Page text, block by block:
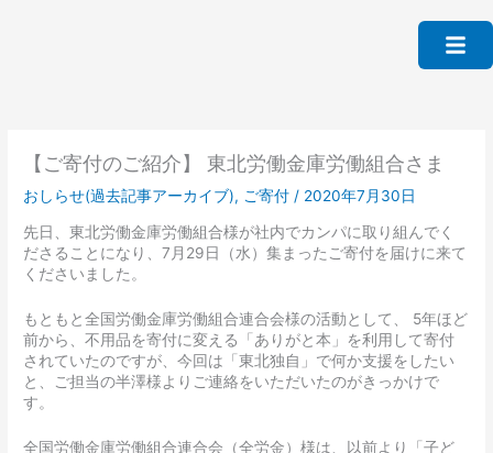
【ご寄付のご紹介】 東北労働金庫労働組合さま
おしらせ(過去記事アーカイブ), ご寄付 / 2020年7月30日
先日、東北労働金庫労働組合様が社内でカンパに取り組んでく
ださることになり、7月29日（水）集まったご寄付を届けに来て
くださいました。
もともと全国労働金庫労働組合連合会様の活動として、 5年ほど
前から、不用品を寄付に変える「ありがと本」を利用して寄付
されていたのですが、今回は「東北独自」で何か支援をしたい
と、ご担当の半澤様よりご連絡をいただいたのがきっかけで
す。
全国労働金庫労働組合連合会（全労金）様は、以前より「子ど